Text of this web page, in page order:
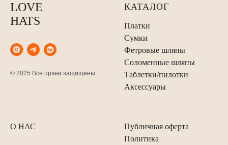
LOVE
HATS
© 2025 Все права защищены
КАТАЛОГ
Платки
Сумки
Фетровые шляпы
Соломенные шляпы
Таблетки/пилотки
Аксессуары
О НАС
Публичная оферта
Политика